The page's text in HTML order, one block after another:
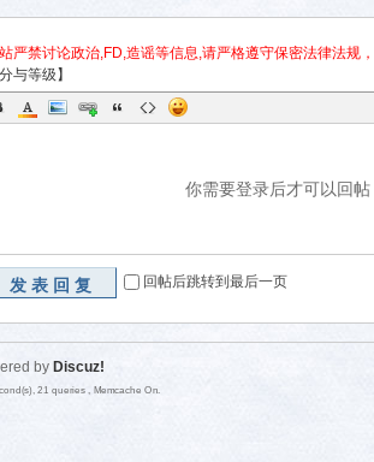
严禁讨论政治,FD,造谣等信息,请严格遵守保密法律法规
与等级】
你需要登录后才可以回帖
发表回复 回帖后跳转到最后一页
by Discuz!
21 queries , Memcache On.